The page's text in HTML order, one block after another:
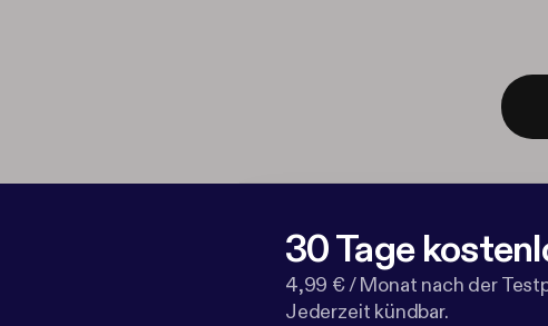
30 Tage
4,99 € / Monat nach der
Jederzeit kündbar.